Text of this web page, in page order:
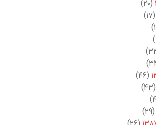
(۲۰)
(۱۷)
(۴۶)
(۴۳)
(۲۹)